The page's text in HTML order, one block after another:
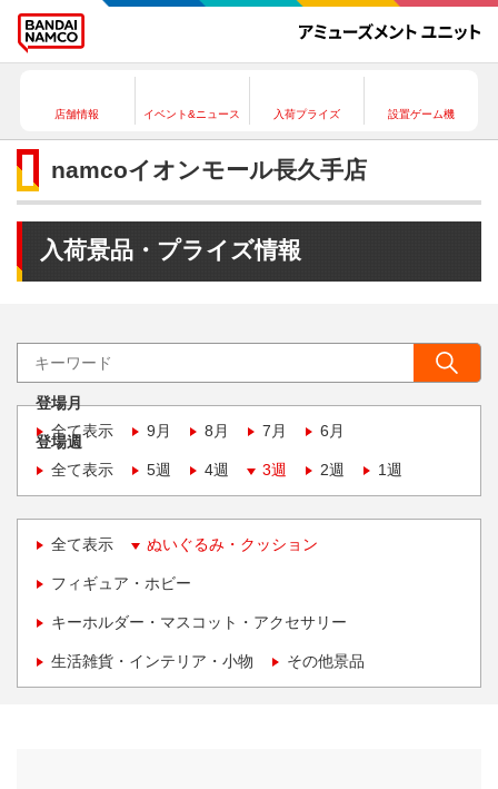
店舗情報 イベント&ニュース 入荷プライズ 設置ゲーム機
namcoイオンモール長久手店
入荷景品・プライズ情報
登場月
全て表示
9月 8月 7月 6月
登場週
全て表示
5週 4週 3週 2週 1週
全て表示 ぬいぐるみ・クッション
フィギュア・ホビー
キーホルダー・マスコット・アクセサリー
生活雑貨・インテリア・小物 その他景品